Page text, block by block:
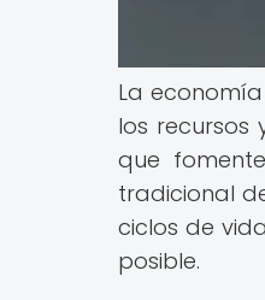
La
los recursos
que
tradicional
ciclos de
posible.